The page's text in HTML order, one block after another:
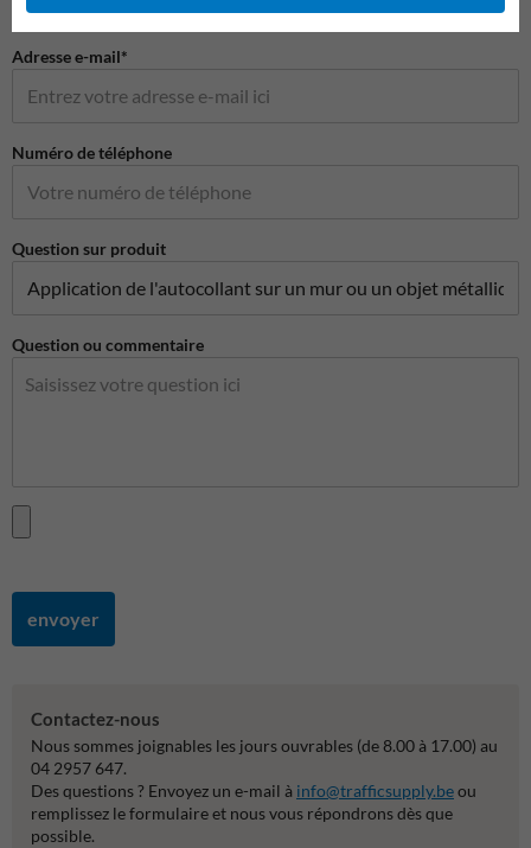
Adresse e-mail*
Numéro de téléphone
Question sur produit
Question ou commentaire
envoyer
Contactez-nous
Nous sommes joignables les jours ouvrables (de 8.00 à 17.00) au
04 2957 647.
Des questions ? Envoyez un e-mail à info@trafficsupply.beou
remplissez le formulaire et nous vous répondrons dès que
possible.